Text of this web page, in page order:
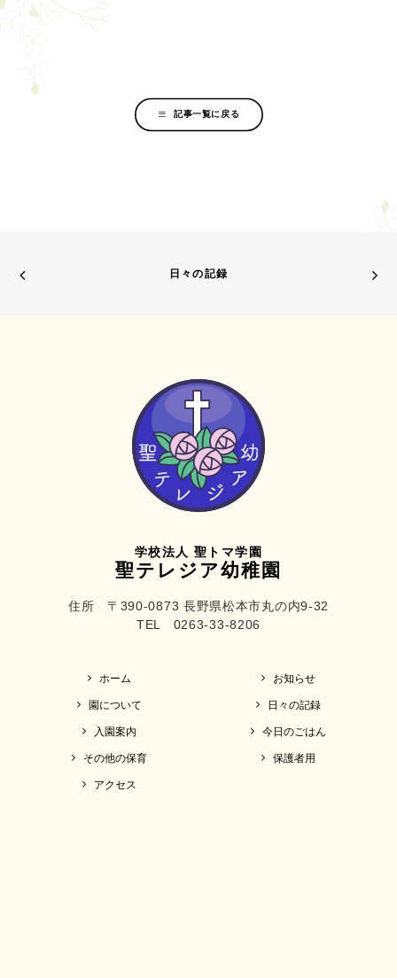
記事一覧に戻る
日々の記録
学校法人 聖トマ学園
聖テレジア幼稚園
住所 〒390-0873 長野県松本市丸の内9-32
TEL 0263-33-8206
ホーム
園について
入園案内
その他の保育
アクセス
お知らせ
日々の記録
今日のごはん
保護者用